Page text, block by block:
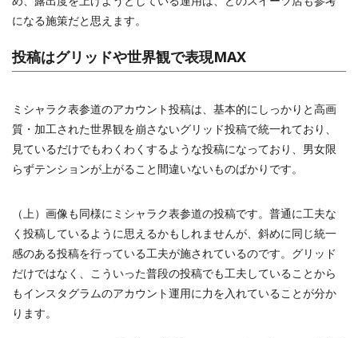
になる施策だと思えます。
投稿はグリッドや世界観で表現MAX
ミシャラク表参道のアカウント投稿は、基本的にしっかりと高画
質・加工された世界観を崩さないグリッド投稿で統一れており、
見ているだけでもわくわくするような投稿になっており、男女限
らずテンションが上がること間違いないものばかりです。
（上）画像も同様にミシャラク表参道の投稿です。普通に工夫な
く投稿しているように思えるかもしれませんが、斜めに同じ統一
感のある投稿を行っている工夫が施されているのです。グリッド
だけではなく、こういった普段の投稿でも工夫していることから
もインスタグラムのアカウント運用に力を入れていることが分か
ります。